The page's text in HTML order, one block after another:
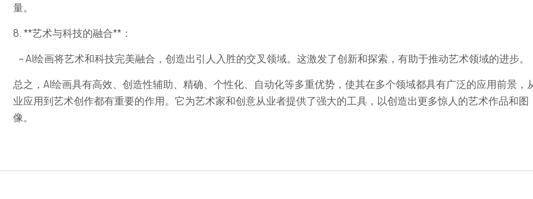
量。
8. **艺术与科技的融合**：
– AI绘画将艺术和科技完美融合，创造出引人入胜的交叉领域。这激发了创新和探索，有助于推动艺术领域的进步。
总之，AI绘画具有高效、创造性辅助、精确、个性化、自动化等多重优势，使其在多个领域都具有广泛的应用前景，
业应用到艺术创作都有重要的作用。它为艺术家和创意从业者提供了强大的工具，以创造出更多惊人的艺术作品和图
像。